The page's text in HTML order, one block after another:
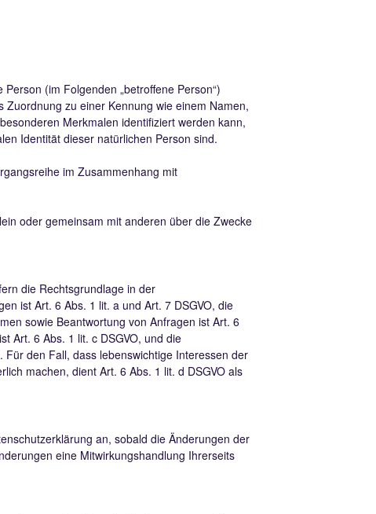
(im Folgenden „betroffene Person“)
zu einer Kennung wie einem Namen,
Merkmalen identifiziert werden kann,
Identität dieser natürlichen Person sind.
im Zusammenhang mit
oder gemeinsam mit anderen über die Zwecke
die Rechtsgrundlage in der
ist Art. 6 Abs. 1 lit. a und Art. 7 DSGVO, die
sowie Beantwortung von Anfragen ist Art. 6
Art. 6 Abs. 1 lit. c DSGVO, und die
den Fall, dass lebenswichtige Interessen der
machen, dient Art. 6 Abs. 1 lit. d DSGVO als
an, sobald die Änderungen der
eine Mitwirkungshandlung Ihrerseits